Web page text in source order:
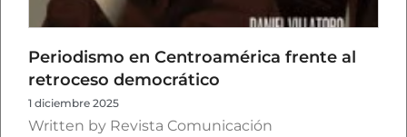
Periodismo en Centroamérica frente al
retroceso democrático
1 diciembre 2025
Written by Revista Comunicación